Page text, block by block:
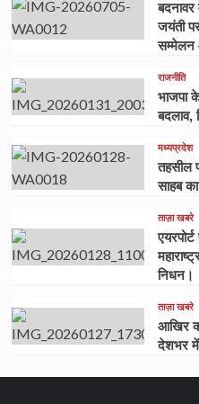
बदनावर
जयंती
सम्मेलन
राजनीति
भाजपा
बदलाव,
मध्यप्रदेश
तहसील
साहब
ताज़ा खबरे
निधन।
ताज़ा खबरे
आखिर
देशभर में